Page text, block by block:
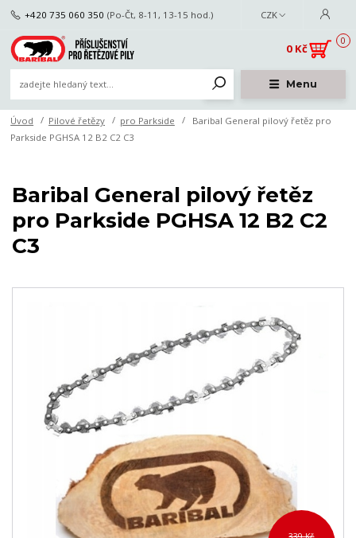
Menu
CZK
+420 735 060 350 (Po-Čt, 8-11, 13-15 hod.)
0
0 Kč
Úvod Pilové řetězy pro Parkside
Baribal General pilový řetěz pro
Parkside PGHSA 12 B2 C2 C3
Baribal General pilový řetěz
pro Parkside PGHSA 12 B2 C2
C3